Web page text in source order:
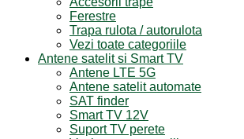
Ferestre
Trapa rulota / autorulota
Vezi toate categoriile
Antene satelit si Smart TV
Antene LTE 5G
Antene satelit automate
SAT finder
Smart TV 12V
Suport TV perete